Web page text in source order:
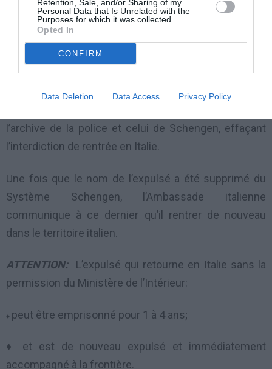
Retention, Sale, and/or Sharing of my
Personal Data that Is Unrelated with the
Purposes for which it was collected.
Opted In
CONFIRM
Data Deletion Data Access Privacy Policy
Le ministère, une fois reçue toute la documentation,
évalue et vérifie si l’intéressé remplit toutes les
conditions pour pouvoir rentrer à nouveau en Italie.
Une fois que tous les contrôles démontrent que
l’expulsé a respecté la période d’expulsion et n’est pas
l’archive de la police et celui de Schengen, effaçant
l’interdiction de rentrée en Italie.
Une fois que le nom de l’expulsé a été supprimé du
Système Schengen, l’Ambassade italienne
communique à ce dernier qu’il rentrer de nouveau
dans le territoire italien.
ATTENTION: L’expulsé qui retourne en Italie sans la
permission du Ministère de l’Intérieur:
♦ peut être emprisonné pour 1 à 4 ans;
♦ et est de nouveau expulsé et immédiatement
accompagné à la frontière.